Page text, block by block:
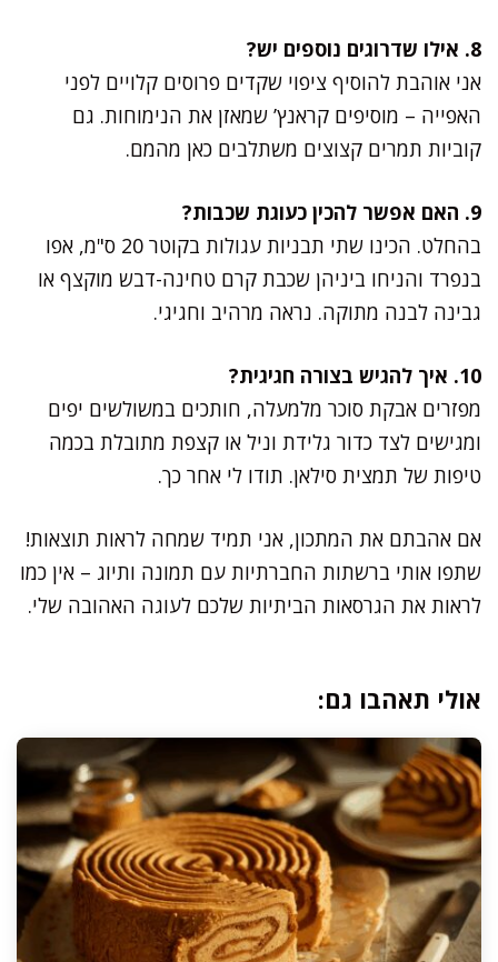
8. אילו שדרוגים נוספים יש?
אני אוהבת להוסיף ציפוי שקדים פרוסים קלויים לפני
האפייה – מוסיפים קראנץ’ שמאזן את הנימוחות. גם
קוביות תמרים קצוצים משתלבים כאן מהמם.
9. האם אפשר להכין כעוגת שכבות?
בהחלט. הכינו שתי תבניות עגולות בקוטר 20 ס"מ, אפו
בנפרד והניחו ביניהן שכבת קרם טחינה-דבש מוקצף או
גבינה לבנה מתוקה. נראה מרהיב וחגיגי.
10. איך להגיש בצורה חגיגית?
מפזרים אבקת סוכר מלמעלה, חותכים במשולשים יפים
ומגישים לצד כדור גלידת וניל או קצפת מתובלת בכמה
טיפות של תמצית סילאן. תודו לי אחר כך.
אם אהבתם את המתכון, אני תמיד שמחה לראות תוצאות!
שתפו אותי ברשתות החברתיות עם תמונה ותיוג – אין כמו
לראות את הגרסאות הביתיות שלכם לעוגה האהובה שלי.
אולי תאהבו גם: